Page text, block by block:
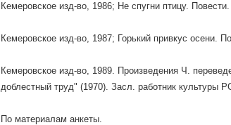
Кемеровское изд-во, 1986; Не спугни птицу. Повести.
Кемеровское изд-во, 1987; Горький привкус осени.
Кемеровское изд-во, 1989. Произведения Ч.
доблестный труд" (1970). Засл. работник культуры
По материалам анкеты.